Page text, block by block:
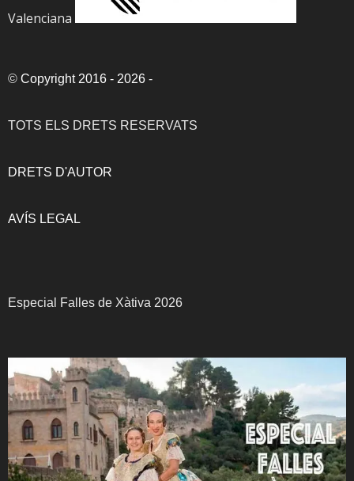
Valenciana
© Copyright 2016 - 2026 -
TOTS ELS DRETS RESERVATS
DRETS D'AUTOR
AVÍS LEGAL
Especial Falles de Xàtiva 2026